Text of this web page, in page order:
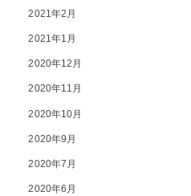
2021年2月
2021年1月
2020年12月
2020年11月
2020年10月
2020年9月
2020年7月
2020年6月